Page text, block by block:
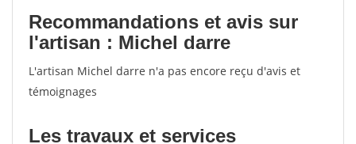
Recommandations et avis sur
l'artisan : Michel darre
L'artisan Michel darre n'a pas encore reçu d'avis et
témoignages
Les travaux et services